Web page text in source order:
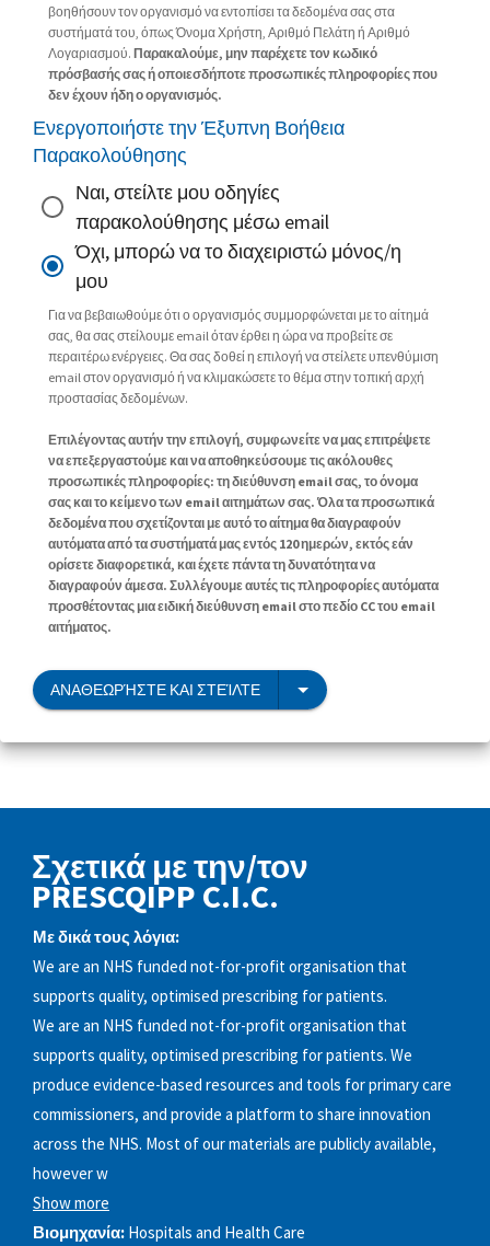
βοηθήσουν τον οργανισμό να εντοπίσει τα δεδομένα σας στα
συστήματά του, όπως Όνομα Χρήστη, Αριθμό Πελάτη ή Αριθμό
Λογαριασμού. Παρακαλούμε, μην παρέχετε τον κωδικό
πρόσβασής σας ή οποιεσδήποτε προσωπικές πληροφορίες που
δεν έχουν ήδη ο οργανισμός.
Ενεργοποιήστε την Έξυπνη Βοήθεια
Παρακολούθησης
Ναι, στείλτε μου οδηγίες
παρακολούθησης μέσω email
Όχι, μπορώ να το διαχειριστώ μόνος/η
μου
Για να βεβαιωθούμε ότι ο οργανισμός συμμορφώνεται με το αίτημά
σας, θα σας στείλουμε email όταν έρθει η ώρα να προβείτε σε
περαιτέρω ενέργειες. Θα σας δοθεί η επιλογή να στείλετε υπενθύμιση
email στον οργανισμό ή να κλιμακώσετε το θέμα στην τοπική αρχή
προστασίας δεδομένων.
Επιλέγοντας αυτήν την επιλογή, συμφωνείτε να μας επιτρέψετε
να επεξεργαστούμε και να αποθηκεύσουμε τις ακόλουθες
προσωπικές πληροφορίες: τη διεύθυνση email σας, το όνομα
σας και το κείμενο των email αιτημάτων σας. Όλα τα προσωπικά
δεδομένα που σχετίζονται με αυτό το αίτημα θα διαγραφούν
αυτόματα από τα συστήματά μας εντός 120 ημερών, εκτός εάν
ορίσετε διαφορετικά, και έχετε πάντα τη δυνατότητα να
διαγραφούν άμεσα. Συλλέγουμε αυτές τις πληροφορίες αυτόματα
προσθέτοντας μια ειδική διεύθυνση email στο πεδίο CC του email
αιτήματος.
ΑΝΑΘΕΩΡΉΣΤΕ ΚΑΙ ΣΤΕΊΛΤΕ
Σχετικά με την/τον
PRESCQIPP C.I.C.
Με δικά τους λόγια:
We are an NHS funded not-for-profit organisation that
supports quality, optimised prescribing for patients.
We are an NHS funded not-for-profit organisation that
supports quality, optimised prescribing for patients. We
produce evidence-based resources and tools for primary care
commissioners, and provide a platform to share innovation
across the NHS. Most of our materials are publicly available,
however w
Show more
Βιομηχανία: Hospitals and Health Care